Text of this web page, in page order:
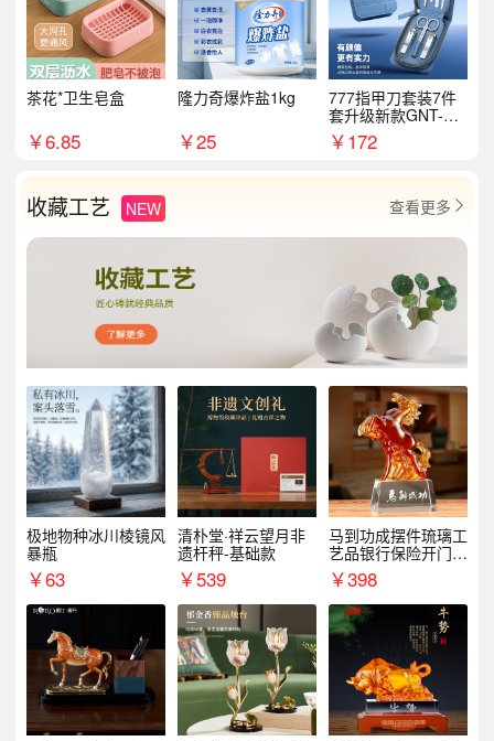
茶花*卫生皂盒
￥6.85
隆力奇爆炸盐1kg
￥25
777指甲刀套装7件
套升级新款GNT-PM
072
￥172
收藏工艺 NEW 查看更多 
极地物种冰川棱镜风
暴瓶
￥63
清朴堂·祥云望月非
遗杆秤-基础款
￥539
马到功成摆件琉璃工
艺品银行保险开门红
周年庆典伴手礼表彰
礼品
￥398